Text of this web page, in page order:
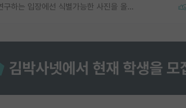
정보보안 연구하는 입장에선 식별가능한 사진을 올리는건 비추이긴함